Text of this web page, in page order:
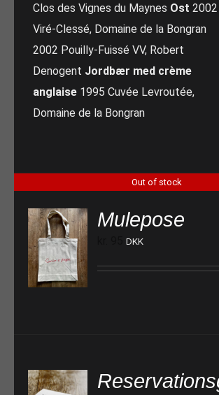
Clos des Vignes du Maynes Ost 2002
Viré-Clessé, Domaine de la Bongran
2002 Pouilly-Fuissé VV, Robert
Denogent Jordbær med crème
anglaise 1995 Cuvée Levroutée,
Domaine de la Bongran
Out of stock
Mulepose
DKK